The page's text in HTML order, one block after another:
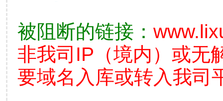
被阻断的链接：
非我司IP（境内）或无
要域名入库或转入我司